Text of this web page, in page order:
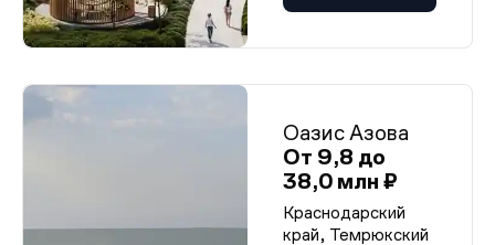
Оазис Азова
От 9,8 до
38,0 млн ₽
Краснодарский
край, Темрюкский